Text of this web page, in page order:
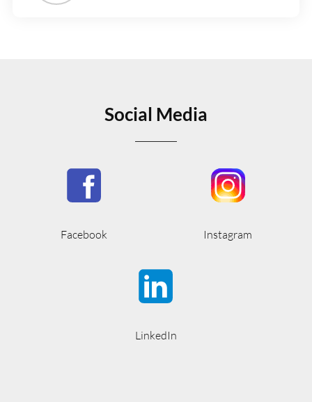
Social Media
Facebook Instagram
LinkedIn